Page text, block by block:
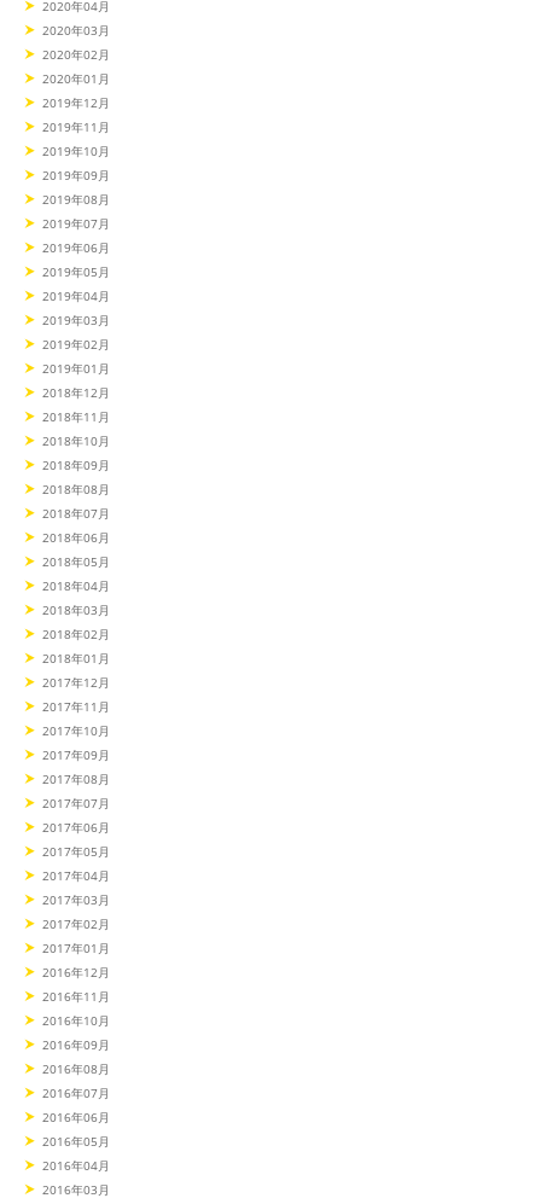
2020年04月
2020年03月
2020年02月
2020年01月
2019年12月
2019年11月
2019年10月
2019年09月
2019年08月
2019年07月
2019年06月
2019年05月
2019年04月
2019年03月
2019年02月
2019年01月
2018年12月
2018年11月
2018年10月
2018年09月
2018年08月
2018年07月
2018年06月
2018年05月
2018年04月
2018年03月
2018年02月
2018年01月
2017年12月
2017年11月
2017年10月
2017年09月
2017年08月
2017年07月
2017年06月
2017年05月
2017年04月
2017年03月
2017年02月
2017年01月
2016年12月
2016年11月
2016年10月
2016年09月
2016年08月
2016年07月
2016年06月
2016年05月
2016年04月
2016年03月